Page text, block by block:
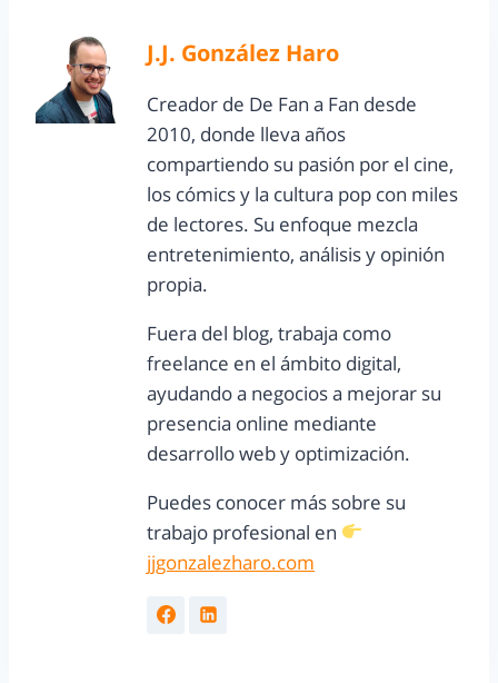
J.J. González Haro
Creador de De Fan a Fan desde
2010, donde lleva años
compartiendo su pasión por el cine,
los cómics y la cultura pop con miles
de lectores. Su enfoque mezcla
entretenimiento, análisis y opinión
propia.
Fuera del blog, trabaja como
freelance en el ámbito digital,
ayudando a negocios a mejorar su
presencia online mediante
desarrollo web y optimización.
Puedes conocer más sobre su
trabajo profesional en
jjgonzalezharo.com